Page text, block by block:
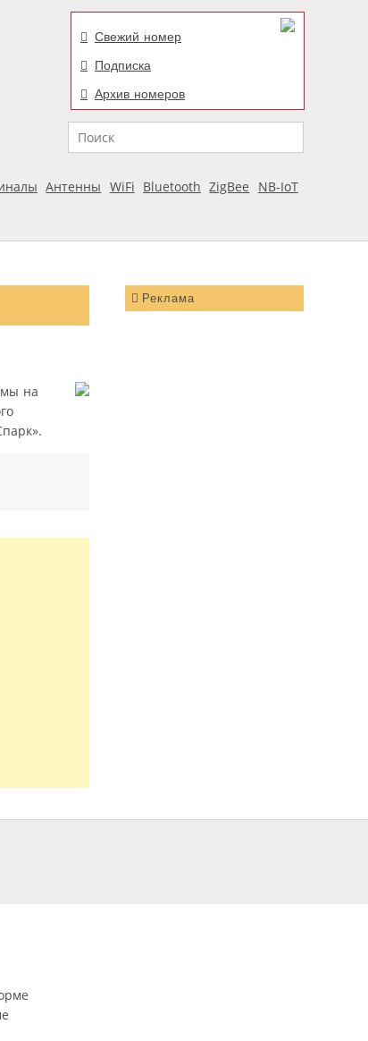
Свежий номер
Подписка
Архив номеров
Поиск
Антенны WiFi Bluetooth ZigBee
NB-IoT
Реклама
на